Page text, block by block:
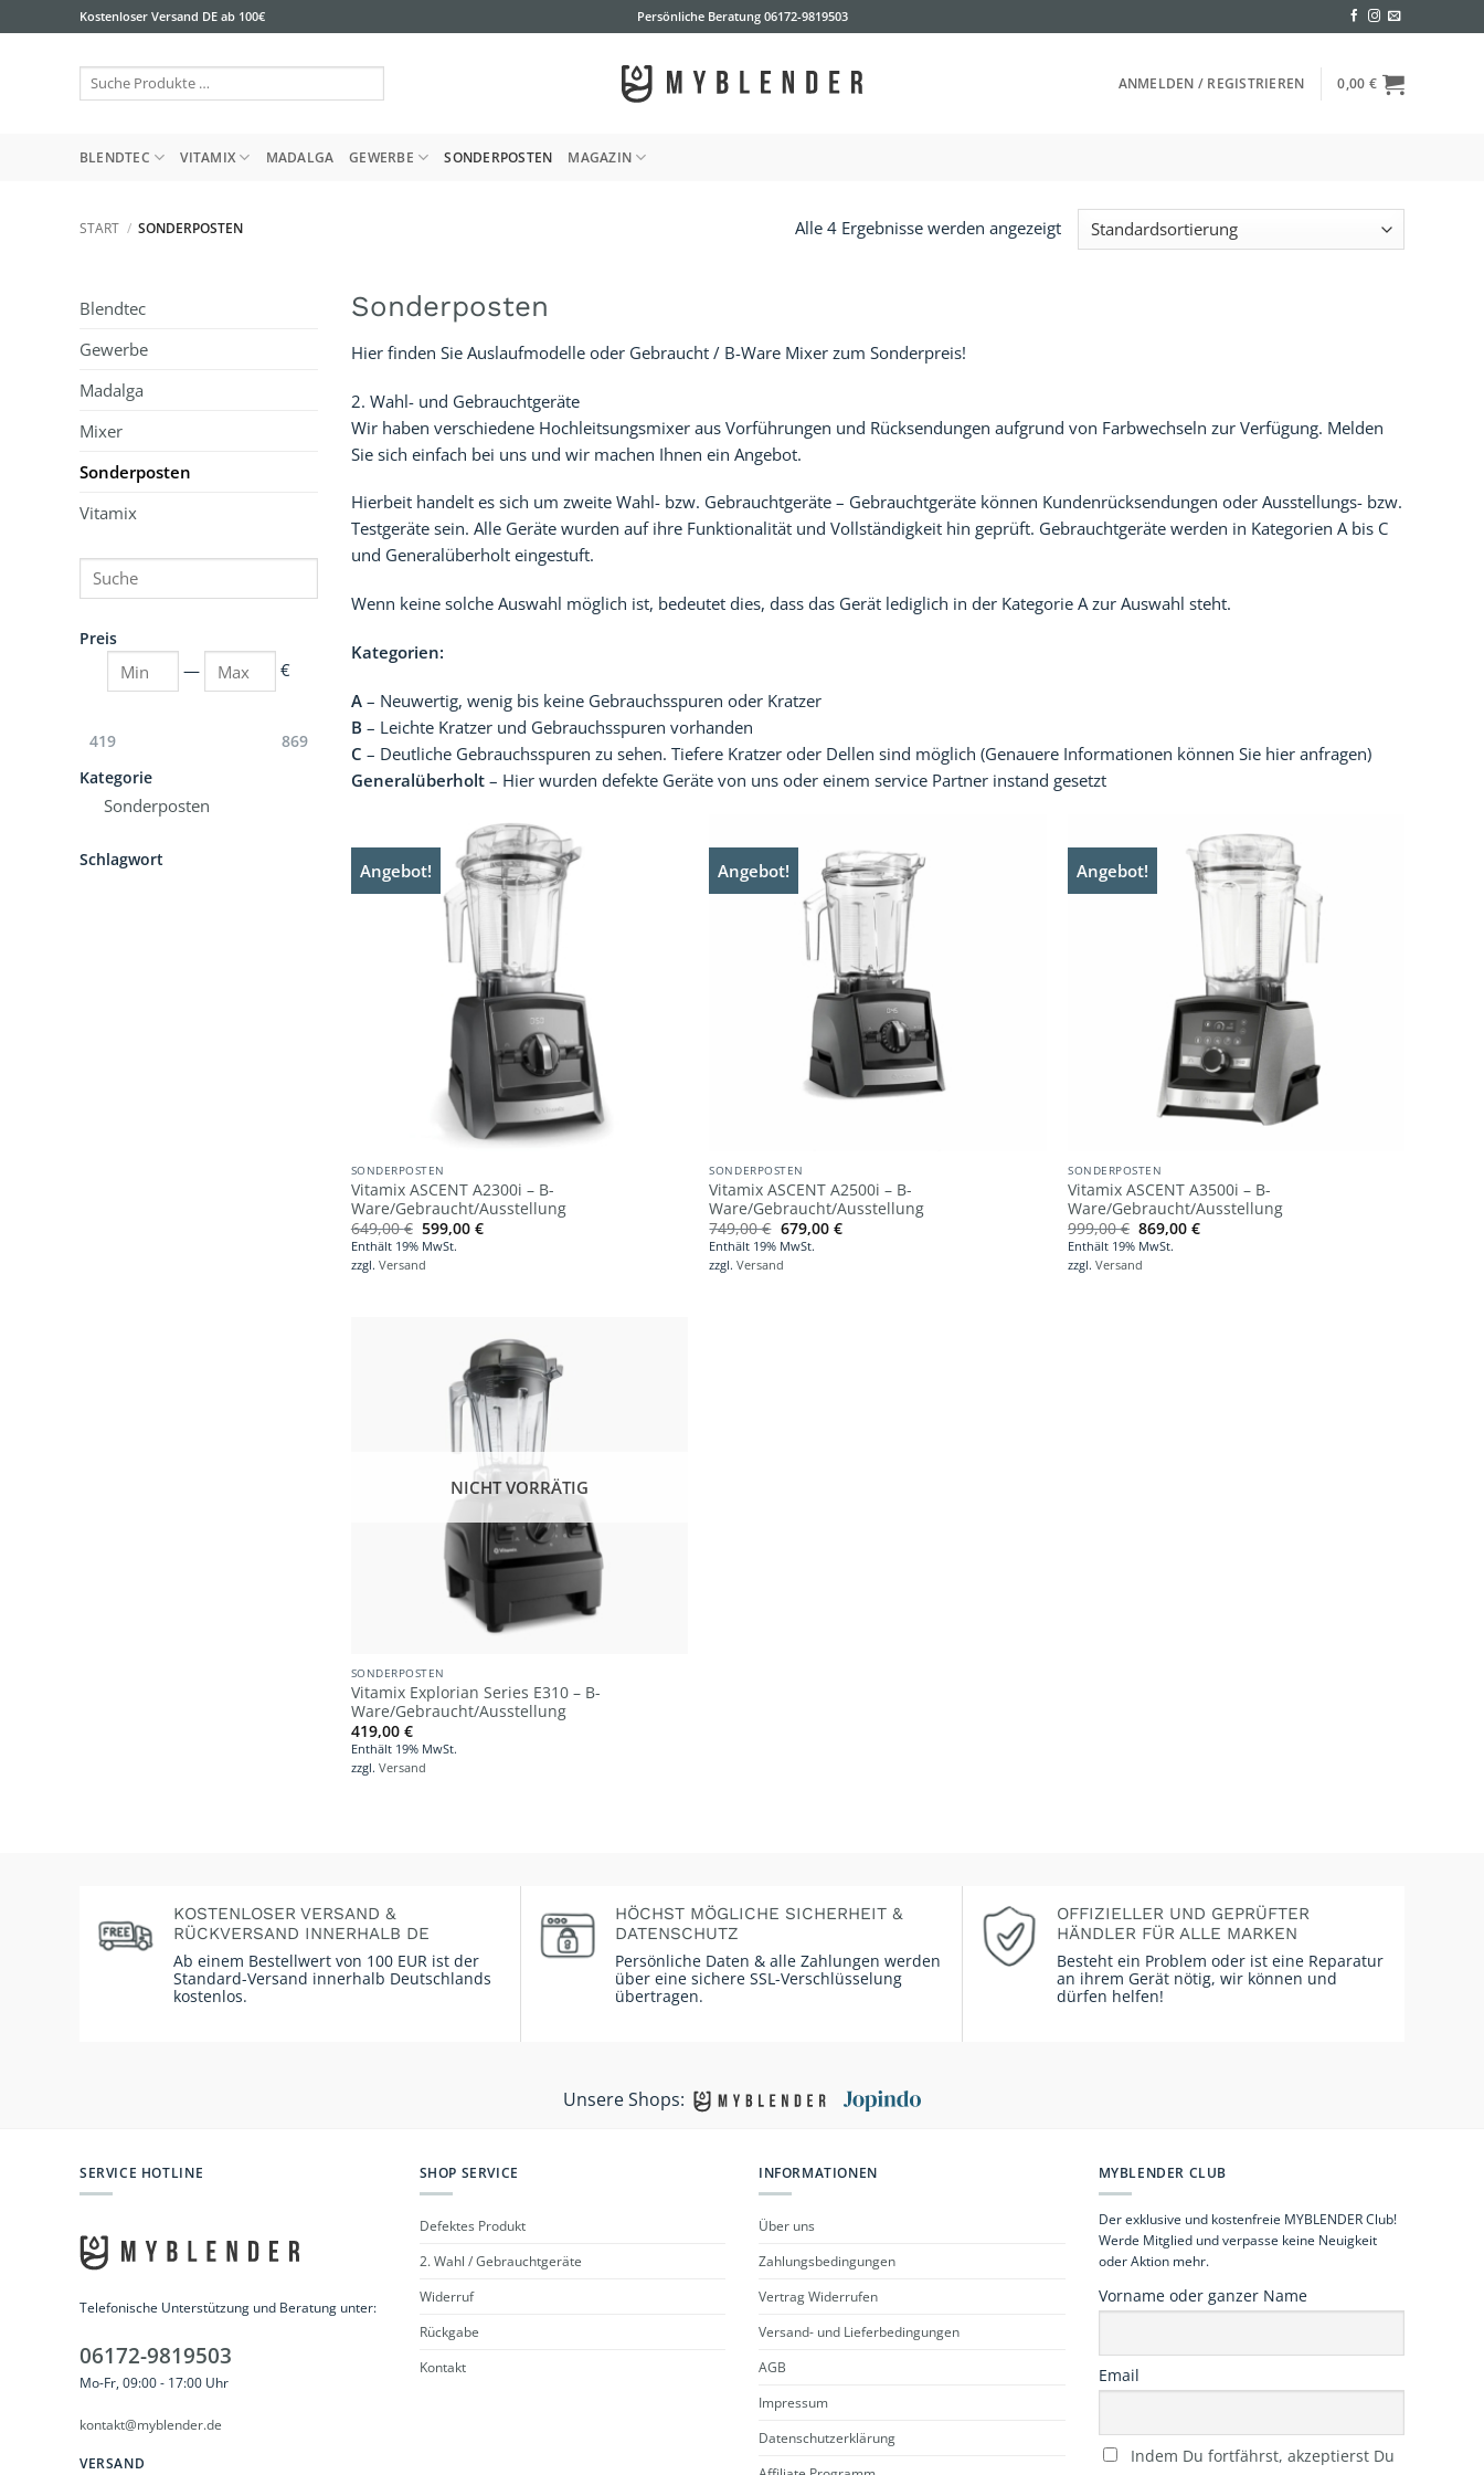
Inhalt
Kostenloser Versand DE ab 100€ Persönliche Beratung06172-9819503
Suche
ANMELDEN / REGISTRIEREN 0,00 €
BLENDTEC VITAMIX MADALGA GEWERBE SONDERPOSTEN MAGAZIN
START / SONDERPOSTEN Alle 4 Ergebnisse werden angezeigt
Blendtec
Gewerbe
Madalga
Mixer
Sonderposten
Vitamix
Suche
Preis
— €
419
869
Kategorie
Sonderposten
Schlagwort
Sonderposten
Hier finden Sie Auslaufmodelle oder Gebraucht / B-Ware Mixer zum Sonderpreis!
2. Wahl- und Gebrauchtgeräte
Wir haben verschiedene Hochleitsungsmixer aus Vorführungen und Rücksendungen aufgrund von Farbwechseln zur Verfügung. Melden
Sie sich einfach bei uns und wir machen Ihnen ein Angebot.
Hierbeit handelt es sich um zweite Wahl- bzw. Gebrauchtgeräte – Gebrauchtgeräte können Kundenrücksendungen oder Ausstellungs- bzw.
Testgeräte sein. Alle Geräte wurden auf ihre Funktionalität und Vollständigkeit hin geprüft. Gebrauchtgeräte werden in Kategorien A bis C
und Generalüberholt eingestuft.
Wenn keine solche Auswahl möglich ist, bedeutet dies, dass das Gerät lediglich in der Kategorie A zur Auswahl steht.
Kategorien:
A – Neuwertig, wenig bis keine Gebrauchsspuren oder Kratzer
B – Leichte Kratzer und Gebrauchsspuren vorhanden
C – Deutliche Gebrauchsspuren zu sehen. Tiefere Kratzer oder Dellen sind möglich (Genauere Informationen können Sie hier anfragen)
Generalüberholt – Hier wurden defekte Geräte von uns oder einem service Partner instand gesetzt
Angebot!
SONDERPOSTEN
Vitamix ASCENT A2300i – B-
Ware/Gebraucht/Ausstellung
649,00€ Ursprünglicher
Preis
war:
649,00 €
599,00 €Aktueller
Preis
Enthält 19% MwSt.
zzgl. Versand
Angebot!
SONDERPOSTEN
Vitamix ASCENT A2500i – B-
Ware/Gebraucht/Ausstellung
749,00€ Ursprünglicher
Preis
war:
749,00 €
679,00 €Aktueller
Preis
Enthält 19% MwSt.
zzgl.Versand
Angebot!
SONDERPOSTEN
Vitamix ASCENT A3500i – B-
Ware/Gebraucht/Ausstellung
999,00€ Ursprünglicher
Preis
war:
999,00 €
869,00€Aktueller
Preis
Enthält 19% MwSt.
zzgl.Versand
NICHT VORRÄTIG
SONDERPOSTEN
Vitamix Explorian Series E310 – B-
Ware/Gebraucht/Ausstellung
419,00 €
Enthält 19% MwSt.
zzgl. Versand
KOSTENLOSER VERSAND &
RÜCKVERSAND INNERHALB DE
Ab einem Bestellwert von 100 EUR ist der
Standard-Versand innerhalb Deutschlands
kostenlos.
HÖCHST MÖGLICHE SICHERHEIT &
DATENSCHUTZ
Persönliche Daten & alle Zahlungen werden
über eine sichere SSL-Verschlüsselung
übertragen.
OFFIZIELLER UND GEPRÜFTER
HÄNDLER FÜR ALLE MARKEN
Besteht ein Problem oder ist eine Reparatur
an ihrem Gerät nötig, wir können und
dürfen helfen!
Unsere Shops:
SERVICE HOTLINE
Telefonische Unterstützung und Beratung unter:
06172-9819503
Mo-Fr, 09:00 - 17:00 Uhr
kontakt@myblender.de
VERSAND
SHOP SERVICE
Defektes Produkt
2. Wahl / Gebrauchtgeräte
Widerruf
Rückgabe
Kontakt
INFORMATIONEN
Über uns
Zahlungsbedingungen
Vertrag Widerrufen
Versand- und Lieferbedingungen
AGB
Impressum
Datenschutzerklärung
MYBLENDER CLUB
Der exklusive und kostenfreie MYBLENDER Club!
Werde Mitglied und verpasse keine Neuigkeit
oder Aktion mehr.
Vorname oder ganzer Name
Email
Indem Du fortfährst, akzeptierst Du